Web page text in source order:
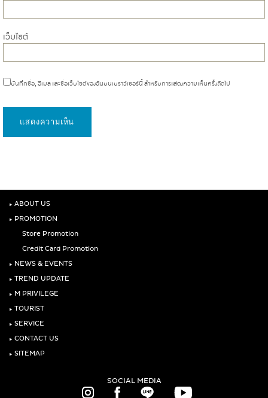
เว็บไซต์
บันทึกชื่อ, อีเมล และชื่อเว็บไซต์ของฉันบนเบราว์เซอร์นี้ สำหรับการแสดงความเห็นครั้งถัดไป
‣ ABOUT US
‣ PROMOTION
Store Promotion
Credit Card Promotion
‣ NEWS & EVENTS
‣ TREND UPDATE
‣ M PRIVILEGE
‣ TOURIST
‣ SERVICE
‣ CONTACT US
‣ SITEMAP
SOCIAL MEDIA